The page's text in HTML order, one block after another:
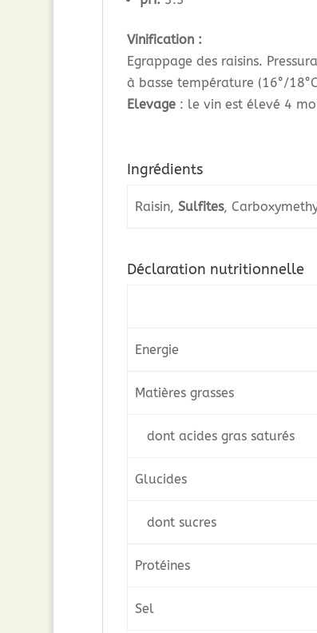
Vinification :
Egrappage des raisins.
à basse température (16°/
Elevage: le vin est élevé 4
Ingrédients
Raisin,Sulfites,
Déclaration nutritionnelle
Energie
Matières grasses
dont acides gras saturés
Glucides
dont sucres
Protéines
Sel